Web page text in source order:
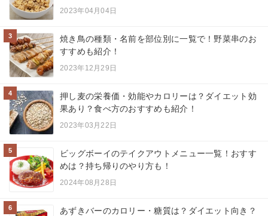
2023年04月04日
3
焼き鳥の種類・名前を部位別に一覧で！野菜串のお
すすめも紹介！
2023年12月29日
4
押し麦の栄養価・効能やカロリーは？ダイエット効
果あり？食べ方のおすすめも紹介！
2023年03月22日
5
ビッグボーイのテイクアウトメニュー一覧！おすす
めは？持ち帰りのやり方も！
2024年08月28日
6
あずきバーのカロリー・糖質は？ダイエット向き？